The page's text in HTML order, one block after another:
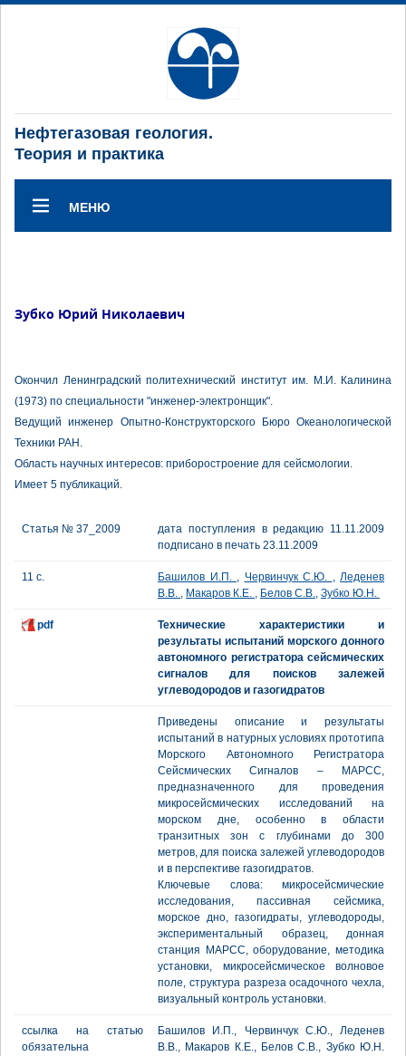
Нефтегазовая геология.
Теория и практика
МЕНЮ
Зубко Юрий Николаевич
Окончил Ленинградский политехнический институт им. М.И. Калинина
(1973) по специальности "инженер-электронщик".
Ведущий инженер Опытно-Конструкторского Бюро Океанологической
Техники РАН.
Область научных интересов: приборостроение для сейсмологии.
Имеет 5 публикаций.
Статья № 37_2009
дата поступления в редакцию 11.11.2009
подписано в печать 23.11.2009
11 с. Башилов И.П. , Червинчук С.Ю. , Леденев
В.В. , Макаров К.Е. , Белов С.В., Зубко Ю.Н.
pdf
Технические характеристики и
результаты испытаний морского донного
автономного регистратора сейсмических
сигналов для поисков залежей
углеводородов и газогидратов
Приведены описание и результаты
испытаний в натурных условиях прототипа
Морского Автономного Регистратора
Сейсмических Сигналов – МАРСС,
предназначенного для проведения
микросейсмических исследований на
морском дне, особенно в области
транзитных зон с глубинами до 300
метров, для поиска залежей углеводородов
и в перспективе газогидратов.
Ключевые слова: микросейсмические
исследования, пассивная сейсмика,
морское дно, газогидраты, углеводороды,
экспериментальный образец, донная
станция МАРСС, оборудование, методика
установки, микросейсмическое волновое
поле, структура разреза осадочного чехла,
визуальный контроль установки.
ссылка на статью
обязательна
Башилов И.П., Червинчук С.Ю., Леденев
В.В., Макаров К.Е., Белов С.В., Зубко Ю.Н.